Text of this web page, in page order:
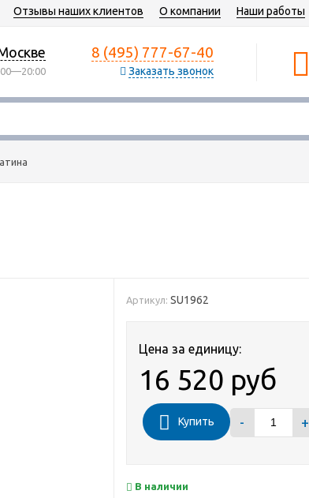
Отзывы наших клиентов О компании Наши работы
8 (495) 777-67-40
Заказать звонок
Артикул: SU1962
Цена за единицу:
16 520 руб
Купить - +
В наличии